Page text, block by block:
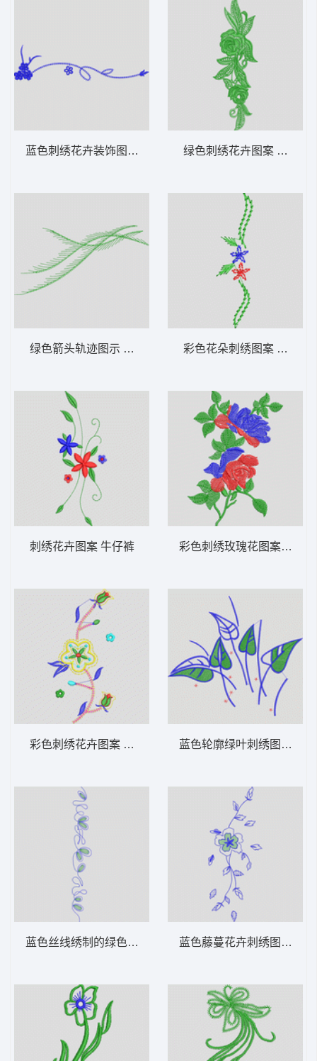
蓝色刺绣花卉装饰图案 牛仔裤
绿色箭头轨迹图示 牛仔裤
刺绣花卉图案 牛仔裤
彩色刺绣花卉图案 牛仔裤
蓝色丝线绣制的绿色椭圆图案 牛仔裤
绿色刺绣花卉图案 牛仔裤
彩色花朵刺绣图案 牛仔裤
彩色刺绣玫瑰花图案 牛仔裤
蓝色轮廓绿叶刺绣图案 牛
蓝色藤蔓花卉刺绣图案 牛